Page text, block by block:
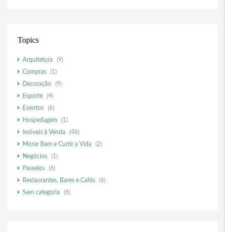
Topics
Arquitetura
(9)
Compras
(1)
Decoração
(9)
Esporte
(4)
Eventos
(6)
Hospedagem
(1)
Imóveis à Venda
(46)
Morar Bem e Curtir a Vida
(2)
Negócios
(1)
Passeios
(6)
Restaurantes, Bares e Cafés
(6)
Sem categoria
(6)